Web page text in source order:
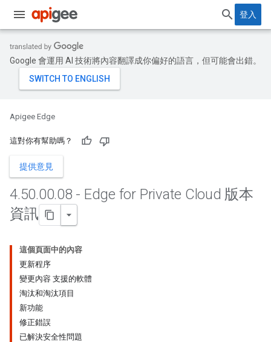
登入
Google 會運用 AI 技術將內容翻譯成你偏好的語言，但可能會出錯。
Apigee Edge
這對你有幫助嗎？
提供意見
4.50.00.08 - Edge for Private Cloud 版本
資訊
這個頁面中的內容
更新程序
變更內容 支援的軟體
淘汰和淘汰項目
新功能
修正錯誤
已解決安全性問題